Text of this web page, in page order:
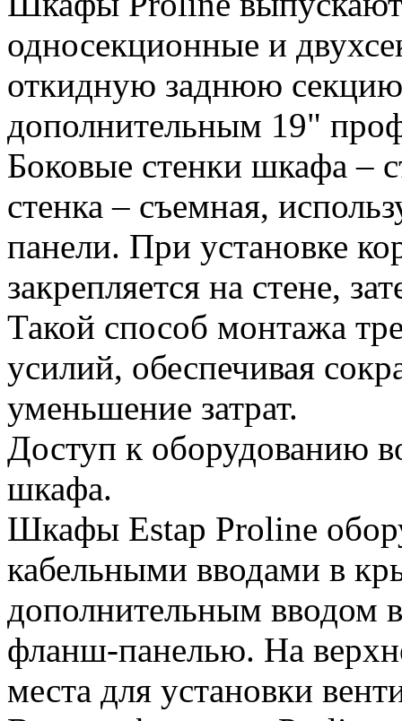
односекционные и
откидную заднюю
дополнительным 19"
Боковые стенки шкафа –
стенка – съемная,
панели. При установке
закрепляется на стене,
Такой способ монтажа
усилий, обеспечивая
уменьшение затрат.
Доступ к оборудованию
шкафа.
Шкафы Estap Proline
кабельными вводами в
дополнительным вводом
фланш-панелью. На
места для установки